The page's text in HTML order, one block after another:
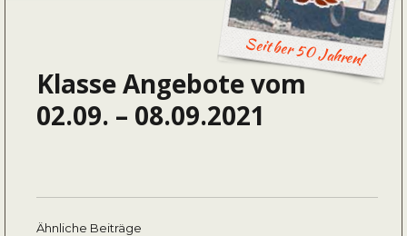
Seit ber 50 Jahren!
Klasse Angebote vom
02.09. – 08.09.2021
Ähnliche Beiträge